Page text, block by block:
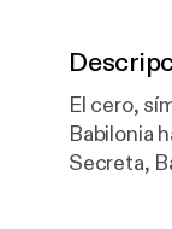
El cero,
Babilonia
Secreta,